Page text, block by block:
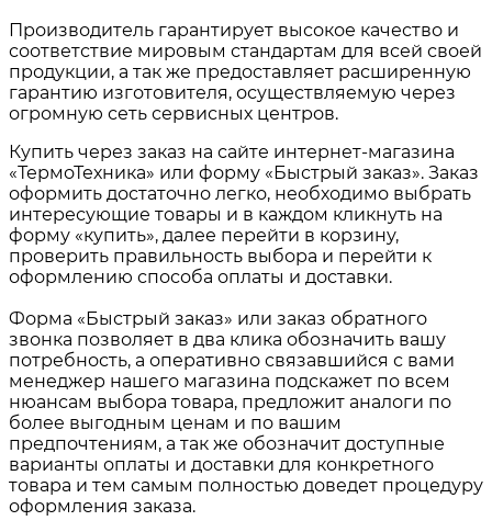
Производитель гарантирует высокое качество и
соответствие мировым стандартам для всей своей
продукции, а так же предоставляет расширенную
гарантию изготовителя, осуществляемую через
огромную сеть сервисных центров.
Купить через заказ на сайте интернет-магазина
«ТермоТехника» или форму «Быстрый заказ». Заказ
оформить достаточно легко, необходимо выбрать
интересующие товары и в каждом кликнуть на
форму «купить», далее перейти в корзину,
проверить правильность выбора и перейти к
оформлению способа оплаты и доставки.
Форма «Быстрый заказ» или заказ обратного
звонка позволяет в два клика обозначить вашу
потребность, а оперативно связавшийся с вами
менеджер нашего магазина подскажет по всем
нюансам выбора товара, предложит аналоги по
более выгодным ценам и по вашим
предпочтениям, а так же обозначит доступные
варианты оплаты и доставки для конкретного
товара и тем самым полностью доведет процедуру
оформления заказа.